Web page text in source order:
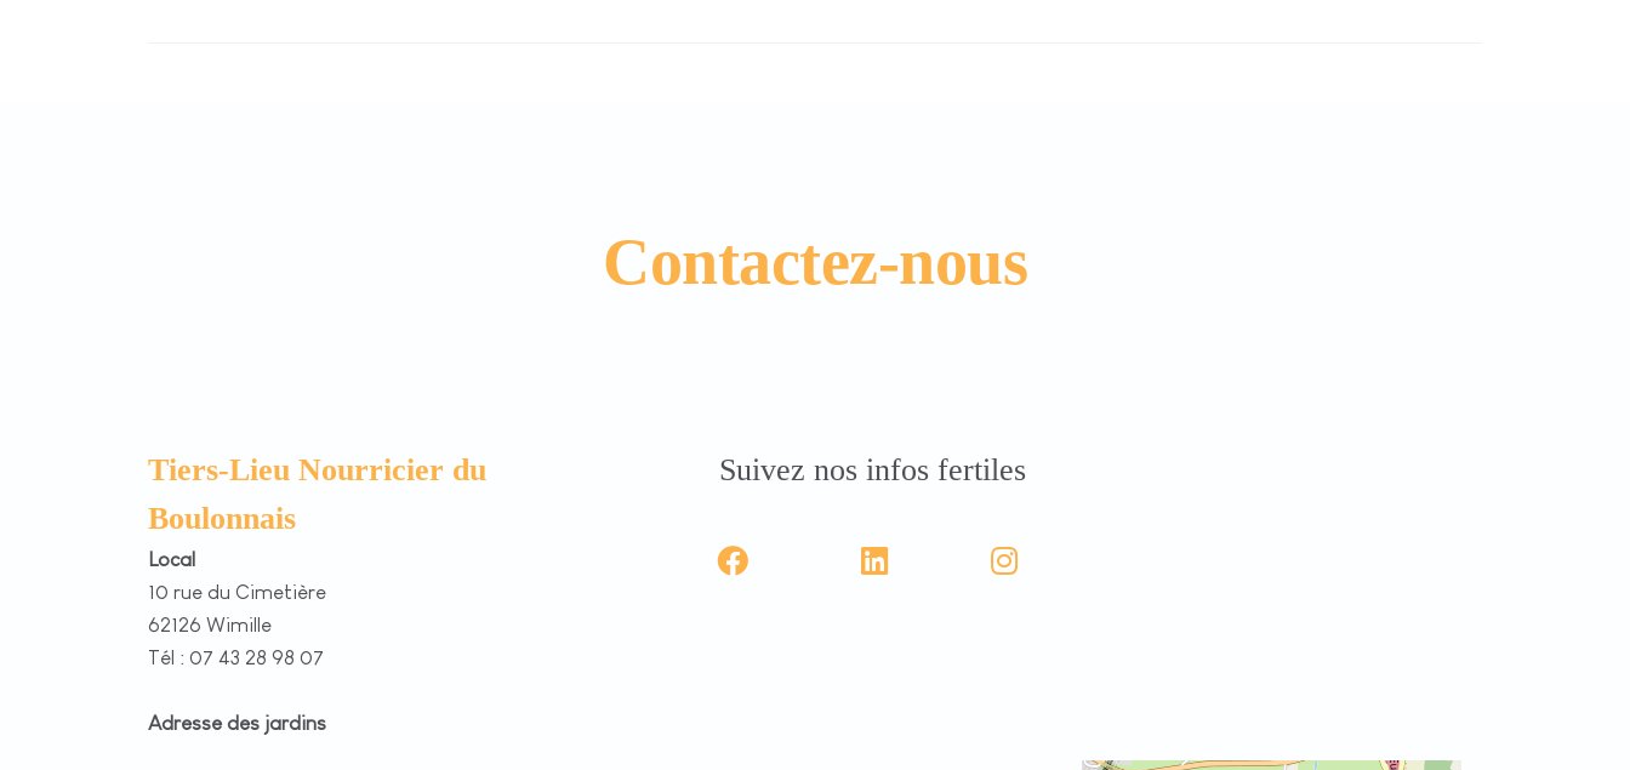
Contactez-nous
Tiers-Lieu Nourricier du
Boulonnais
Local
10 rue du Cimetière
62126 Wimille
Tél : 07 43 28 98 07
Suivez nos infos fertiles
Adresse des jardins